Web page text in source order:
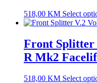
518,00 KM Select
Front Splitter
R Mk2
518,00 KM Select